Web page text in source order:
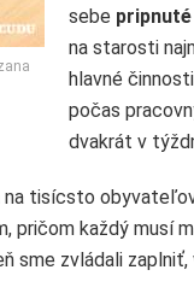
sebe
na starosti
hlavné
počas
dvakrát v
tisícsto
pričom každý musí
sme zvládali